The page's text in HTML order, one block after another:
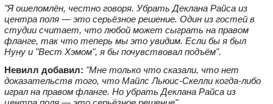
"Я ошеломлён, честно говоря. Убрать Деклана Райса из
центра поля — это серьёзное решение. Один из гостей в
студии считает, что любой может сыграть на правом
фланге, так что теперь мы это увидим. Если бы я был
Нуну и "Вест Хэмом", я бы почувствовал подъём".
Невилл добавил: "Мне только что сказали, что нет
доказательств того, что Майлс Льюис‑Скелли когда‑либо
играл на правом фланге. Но убрать Деклана Райса из